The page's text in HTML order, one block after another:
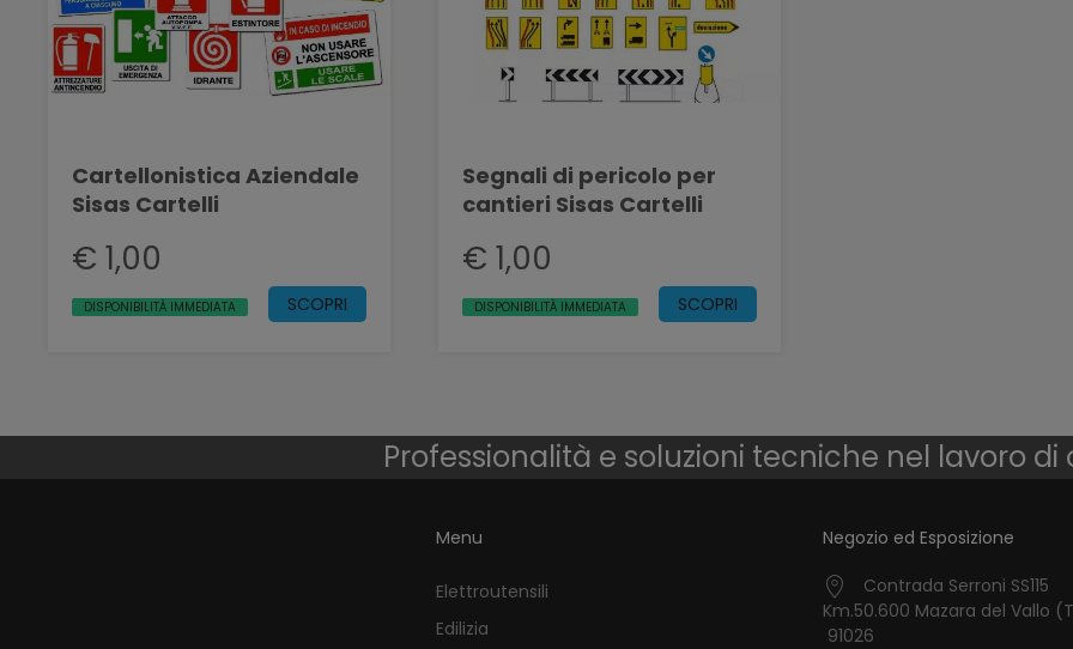
Cartellonistica Aziendale
Sisas Cartelli
€ 1,00
DISPONIBILITÀ IMMEDIATA SCOPRI
Segnali di pericolo per
cantieri Sisas Cartelli
€ 1,00
DISPONIBILITÀ IMMEDIATA SCOPRI
Professionalità e soluzioni tecniche nel lavoro di
Menu
Elettroutensili
Edilizia
Negozio ed Esposizione
Contrada Serroni SS115
Km.50.600 Mazara del Vallo
91026